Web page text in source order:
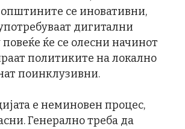
се иновативни,
дигитални
повеќе ќе се олесни начинот
политиките на локално
поинклузивни.
е неминовен процес,
Генерално треба да